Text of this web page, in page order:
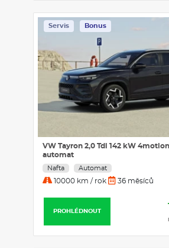
Servis Bonus
VW Tayron 2,0 Tdi 142 kW
automat
Nafta Automat
10000 km / rok 36 měsíců
PROHLÉDNOUT